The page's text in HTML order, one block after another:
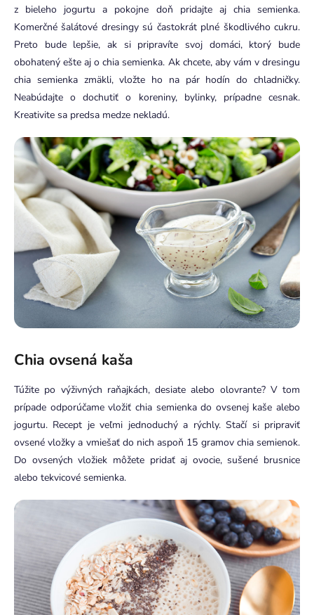
z bieleho jogurtu a pokojne doň pridajte aj chia semienka.
Komerčné šalátové dresingy sú častokrát plné škodlivého cukru.
Preto bude lepšie, ak si pripravíte svoj domáci, ktorý bude
obohatený ešte aj o chia semienka. Ak chcete, aby vám v dresingu
chia semienka zmäkli, vložte ho na pár hodín do chladničky.
Neabúdajte o dochutiť o koreniny, bylinky, prípadne cesnak.
Kreativite sa predsa medze nekladú.
Chia ovsená kaša
Túžite po výživných raňajkách, desiate alebo olovrante? V tom
prípade odporúčame vložiť chia semienka do ovsenej kaše alebo
jogurtu. Recept je veľmi jednoduchý a rýchly. Stačí si pripraviť
ovsené vložky a vmiešať do nich aspoň 15 gramov chia semienok.
Do ovsených vložiek môžete pridať aj ovocie, sušené brusnice
alebo tekvicové semienka.